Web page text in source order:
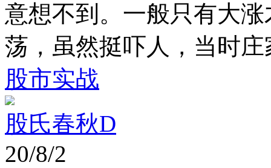
意想不到。一般只有大
荡，虽然挺吓人，当时
股市实战
股氏春秋D
20/8/2